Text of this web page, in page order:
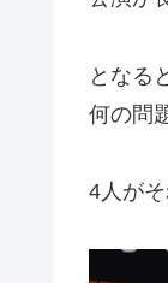
となる
何の問
4人が